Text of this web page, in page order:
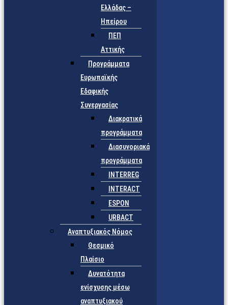
Ελλάδας –
Ηπείρου
ΠΕΠ
Αττικής
Προγράμματα
Ευρωπαϊκής
Εδαφικής
Συνεργασίας
Διακρατικά
προγράμματα
Διασυνοριακά
προγράμματα
INTERREG
INTERACT
ESPON
URBACT
Αναπτυξιακός Νόμος
Θεσμικό
Πλαίσιο
Δυνατότητα
ενίσχυσης μέσω
αναπτυξιακού